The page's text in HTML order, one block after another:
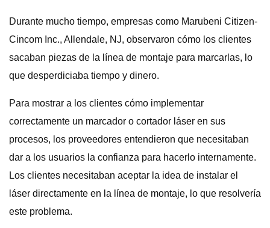
Durante mucho tiempo, empresas como Marubeni Citizen-
Cincom Inc., Allendale, NJ, observaron cómo los clientes
sacaban piezas de la línea de montaje para marcarlas, lo
que desperdiciaba tiempo y dinero.
Para mostrar a los clientes cómo implementar
correctamente un marcador o cortador láser en sus
procesos, los proveedores entendieron que necesitaban
dar a los usuarios la confianza para hacerlo internamente.
Los clientes necesitaban aceptar la idea de instalar el
láser directamente en la línea de montaje, lo que resolvería
este problema.